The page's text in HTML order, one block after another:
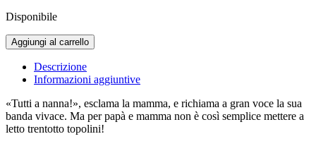
Disponibile
La
grande
nanna.
Quaranta
per
quaranta
lettini
Aggiungi al carrello
Descrizione
Informazioni aggiuntive
«Tutti a nanna!», esclama la mamma, e richiama a gran voce la sua
banda vivace. Ma per papà e mamma non è così semplice mettere a
letto trentotto topolini!